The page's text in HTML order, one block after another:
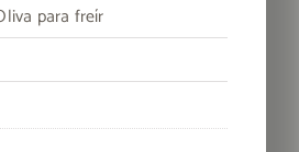
para freír